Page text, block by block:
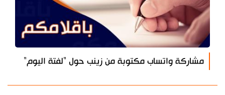
مشاركة واتساب مكتوبة من زينب حول "لفتة اليوم"